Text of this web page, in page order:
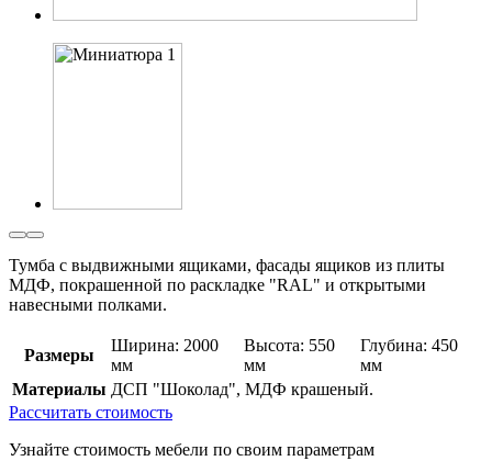
Тумба с выдвижными ящиками, фасады ящиков из плиты
МДФ, покрашенной по раскладке "RAL" и открытыми
навесными полками.
Размеры
Ширина: 2000
мм
Высота: 550
мм
Глубина: 450
мм
Материалы ДСП "Шоколад", МДФ крашеный.
Рассчитать стоимость
Узнайте стоимость мебели по своим параметрам